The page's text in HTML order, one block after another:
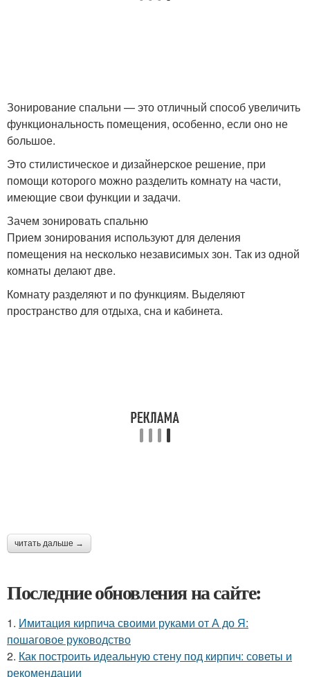
Зонирование спальни — это отличный способ увеличить
функциональность помещения, особенно, если оно не
большое.
Это стилистическое и дизайнерское решение, при
помощи которого можно разделить комнату на части,
имеющие свои функции и задачи.
Зачем зонировать спальню
Прием зонирования используют для деления
помещения на несколько независимых зон. Так из одной
комнаты делают две.
Комнату разделяют и по функциям. Выделяют
пространство для отдыха, сна и кабинета.
читать дальше →
Последние обновления на сайте:
1. Имитация кирпича своими руками от А до Я:
пошаговое руководство
2. Как построить идеальную стену под кирпич: советы и
рекомендации